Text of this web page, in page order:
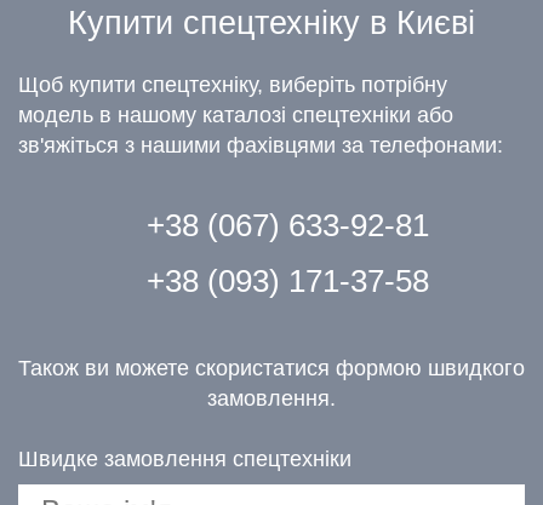
Купити спецтехніку в Києві
Щоб купити спецтехніку, виберіть потрібну
модель в нашому каталозі спецтехніки або
зв'яжіться з нашими фахівцями за телефонами:
+38 (067) 633-92-81
+38 (093) 171-37-58
Також ви можете скористатися формою швидкого
замовлення.
Швидке замовлення спецтехніки